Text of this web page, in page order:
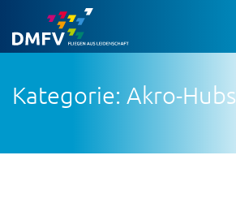
Kategorie: Akro-